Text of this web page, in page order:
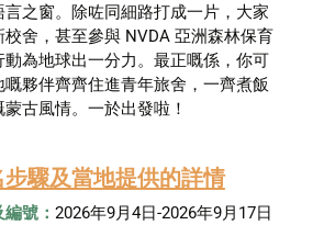
之窗。除咗同細路打成一片，大家
舍，甚至參與 NVDA 亞洲森林保育
為地球出一分力。最正嘅係，你可
夥伴齊齊住進青年旅舍，一齊煮飯
古風情。一於出發啦！
驟及當地提供的詳情
號： 2026年9月4日-2026年9月17日